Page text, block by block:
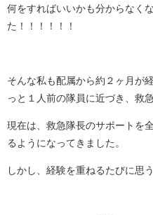
何をすればいいかも分からなく
た！！！！！！
そんな私も配属から約２ヶ月が
っと１人前の隊員に近づき、救
現在は、救急隊長のサポートを
るようになってきました。
しかし、経験を重ねるたびに思